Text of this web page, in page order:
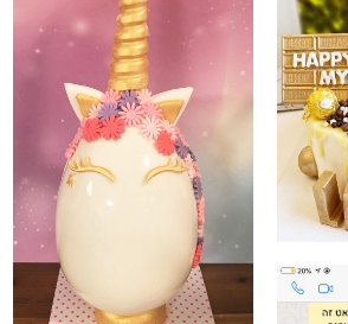
ביצת שוקולד בעיצוב חד קרן
התקשר/י